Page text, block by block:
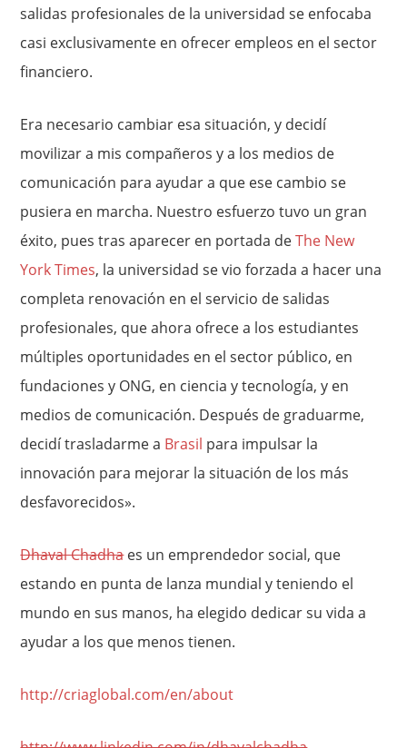
salidas profesionales de la universidad se enfocaba
casi exclusivamente en ofrecer empleos en el sector
financiero.
Era necesario cambiar esa situación, y decidí
movilizar a mis compañeros y a los medios de
comunicación para ayudar a que ese cambio se
pusiera en marcha. Nuestro esfuerzo tuvo un gran
éxito, pues tras aparecer en portada deThe New
York Times, la universidad se vio forzada a hacer una
completa renovación en el servicio de salidas
profesionales, que ahora ofrece a los estudiantes
múltiples oportunidades en el sector público, en
fundaciones y ONG, en ciencia y tecnología, y en
medios de comunicación. Después de graduarme,
decidí trasladarme a Brasil para impulsar la
innovación para mejorar la situación de los más
desfavorecidos».
Dhaval Chadhaes un emprendedor social, que
estando en punta de lanza mundial y teniendo el
mundo en sus manos, ha elegido dedicar su vida a
ayudar a los que menos tienen.
http://criaglobal.com/en/about